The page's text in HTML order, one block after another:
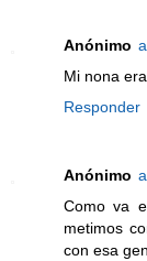
Anónimo
Mi nona
Responder
Anónimo
Como va
metimos
con esa